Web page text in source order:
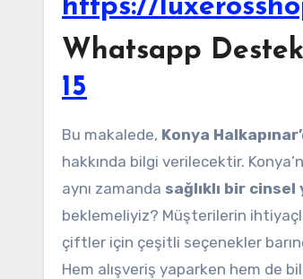
https://
Whatsapp
15
Bu makalede, Konya
hakkında bilgi verilecektir.
aynı zamanda sağlıklı bir cinsel
beklemeliyiz? Müşterilerin
çiftler için çeşitli seçenekler
Hem alışveriş yaparken hem de